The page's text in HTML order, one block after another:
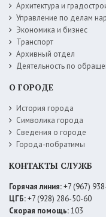
Архитектура и
Управление по делам наружной
Экономика и бизнес
Транспорт
Архивный отдел
Деятельность по обращению с животными без
О ГОРОДЕ
История города
Символика города
Сведения о городе
Города-побратимы
КОНТАКТЫ СЛУЖБ
Горячая линия:+7 (967)
ЦГБ:+7 (928) 286-50-60
Скорая помощь:103